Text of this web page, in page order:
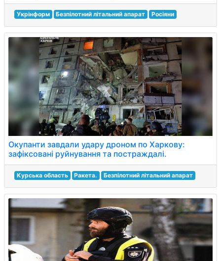
Укрінформ Безпілотний літальний апарат Росіяни
Окупанти завдали удару дроном по Харкову:
зафіксовані руйнування та постраждалі.
Курська область Ракета. Безпілотний літальний апарат